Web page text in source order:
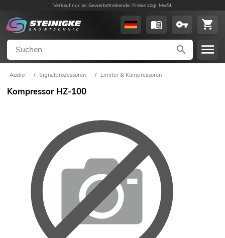
Verkauf nur an Gewerbetreibende. Preise zzgl. MwSt.
Audio / Signalprozessoren / Limiter & Kompressoren
Kompressor HZ-100